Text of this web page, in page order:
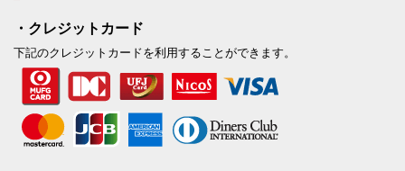
・クレジットカード
下記のクレジットカードを利用することができます。